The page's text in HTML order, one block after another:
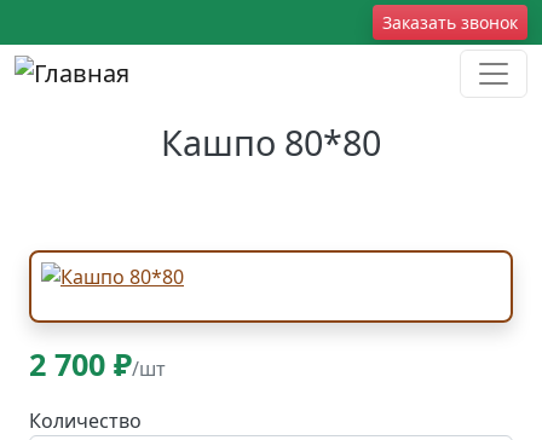
Заказать звонок
Кашпо 80*80
2 700 ₽/шт
Количество